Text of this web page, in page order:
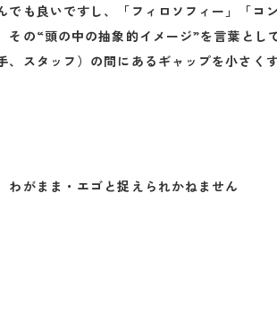
でも良いですし、「フィロソフィー」「コ
その“頭の中の抽象的イメージ”を言葉とし
、スタッフ）の間にあるギャップを小さく
わがまま・エゴと捉えられかねません